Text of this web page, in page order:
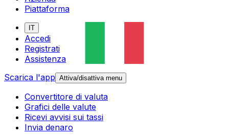
Piattaforma
IT
Accedi
Registrati
Assistenza
Scarica l'app Attiva/disattiva menu
Convertitore di valuta
Grafici delle valute
Ricevi avvisi sui tassi
Invia denaro